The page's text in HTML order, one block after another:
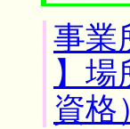
事
】
資格